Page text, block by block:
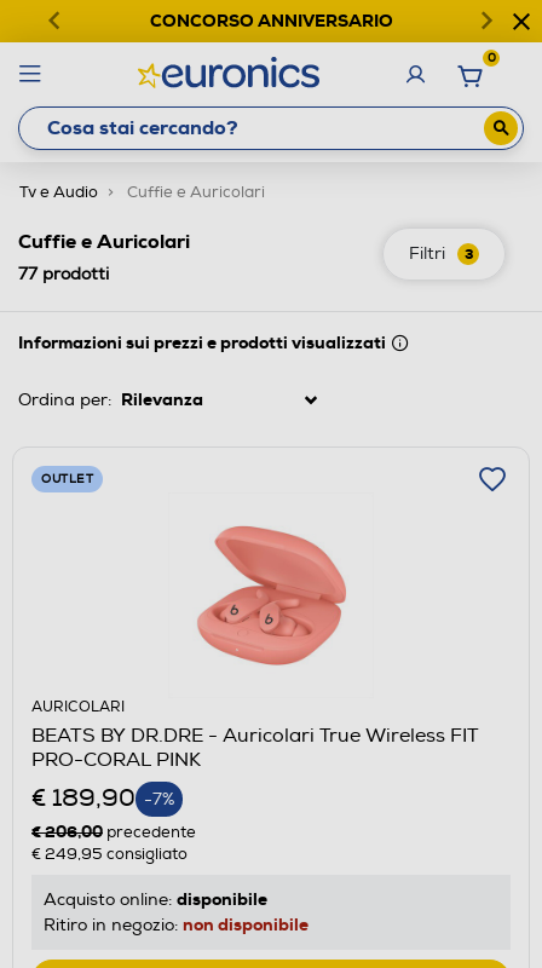
CONCORSO ANNIVERSARIO
0
Tv e Audio Cuffie e Auricolari
Filtri 3
Cuffie e Auricolari
77prodotti
Informazioni sui prezzi e prodotti visualizzati
Ordina per:
OUTLET
AURICOLARI
BEATS BY DR.DRE - Auricolari True Wireless FIT
PRO-CORAL PINK
€ 189,90 -7%
€ 206,00 precedente
€ 249,95 consigliato
Acquisto online: disponibile
Ritiro in negozio: non disponibile